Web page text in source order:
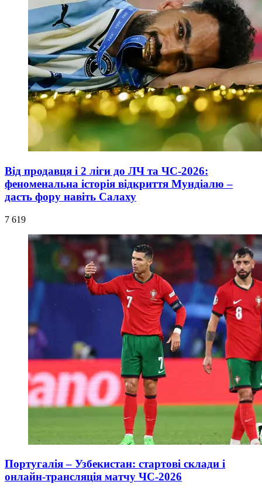
Від продавця і 2 ліги до ЛЧ та ЧС-2026:
феноменальна історія відкриття Мундіалю –
дасть фору навіть Салаху
7 619
Португалія – Узбекистан: стартові склади і
онлайн-трансляція матчу ЧС-2026